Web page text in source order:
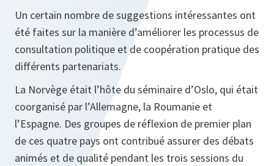
Un certain nombre de suggestions intéressantes ont
été faites sur la manière d’améliorer les processus de
consultation politique et de coopération pratique des
différents partenariats.
La Norvège était l’hôte du séminaire d’Oslo, qui était
coorganisé par l’Allemagne, la Roumanie et
l’Espagne. Des groupes de réflexion de premier plan
de ces quatre pays ont contribué assurer des débats
animés et de qualité pendant les trois sessions du